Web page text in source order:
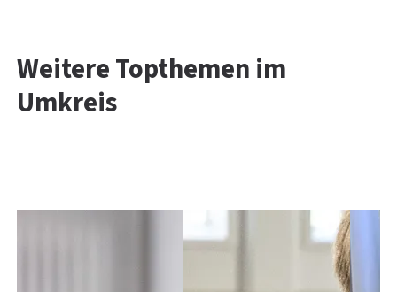
Weitere Topthemen im
Umkreis